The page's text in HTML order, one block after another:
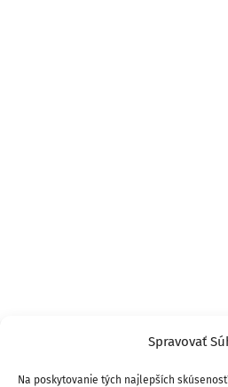
Spravovať
Na poskytovanie tých najlepších